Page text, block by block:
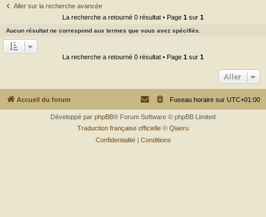
e
r
Aller sur la recherche avancée
La recherche a retourné 0 résultat • Page 1 sur 1
Aucun résultat ne correspond aux termes que vous avez spécifiés.
La recherche a retourné 0 résultat • Page 1 sur 1
Aller
Accueil du forum Fuseau horaire sur UTC+01:00
Développé par phpBB® Forum Software © phpBB Limited
Traduction française officielle © Qiaeru
Confidentialité| Conditions